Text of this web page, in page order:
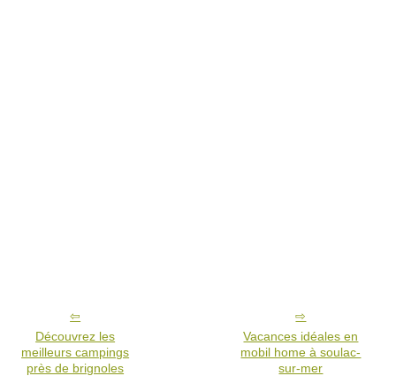
Découvrez les
meilleurs campings
près de brignoles
Vacances idéales en
mobil home à soulac-
sur-mer